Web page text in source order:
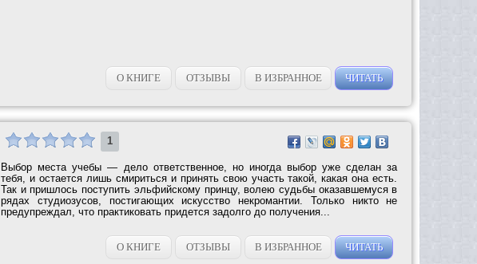
О КНИГЕ ОТЗЫВЫ В ИЗБРАННОЕ ЧИТАТЬ
1
Выбор места учебы — дело ответственное, но иногда выбор уже сделан за
тебя, и остается лишь смириться и принять свою участь такой, какая она есть.
Так и пришлось поступить эльфийскому принцу, волею судьбы оказавшемуся в
рядах студиозусов, постигающих искусство некромантии. Только никто не
предупреждал, что практиковать придется задолго до получения...
О КНИГЕ ОТЗЫВЫ В ИЗБРАННОЕ ЧИТАТЬ